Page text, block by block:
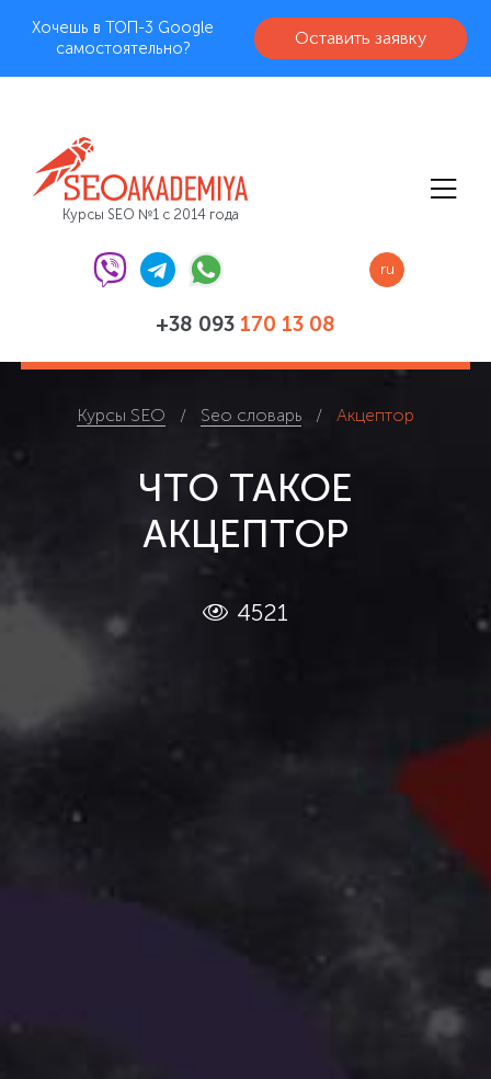
Хочешь в ТОП-3 Google
самостоятельно?
Оставить заявку
Курсы SEO №1 с 2014 года
+38 093 170 13 08
ru
Курсы SEO Seo словарь Акцептор
ЧТО ТАКОЕ
АКЦЕПТОР
4521